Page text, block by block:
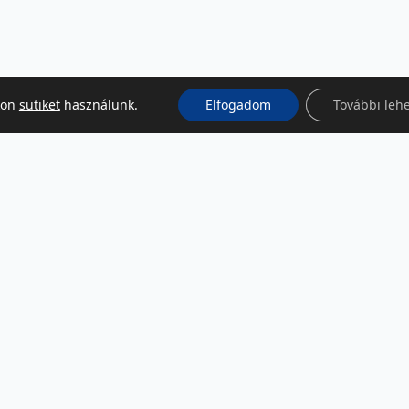
sütikethasználunk. Elfogadom További